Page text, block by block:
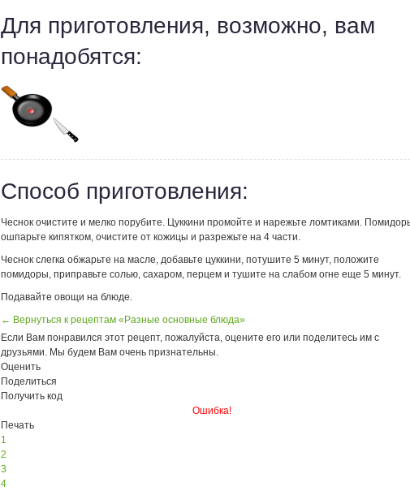
Для приготовления, возможно, вам
понадобятся:
Способ приготовления:
Чеснок очистите и мелко порубите. Цуккини промойте и нарежьте ломтиками.
ошпарьте кипятком, очистите от кожицы и разрежьте на 4 части.
Чеснок слегка обжарьте на масле, добавьте цуккини, потушите 5 минут, положите
помидоры, приправьте солью, сахаром, перцем и тушите на слабом огне еще 5 минут.
Подавайте овощи на блюде.
← Вернуться к рецептам «Разные основные блюда»
Если Вам понравился этот рецепт, пожалуйста, оцените его или поделитесь им с
друзьями. Мы будем Вам очень признательны.
Оценить
Поделиться
Получить код
Ошибка!
Печать
1
2
3
4